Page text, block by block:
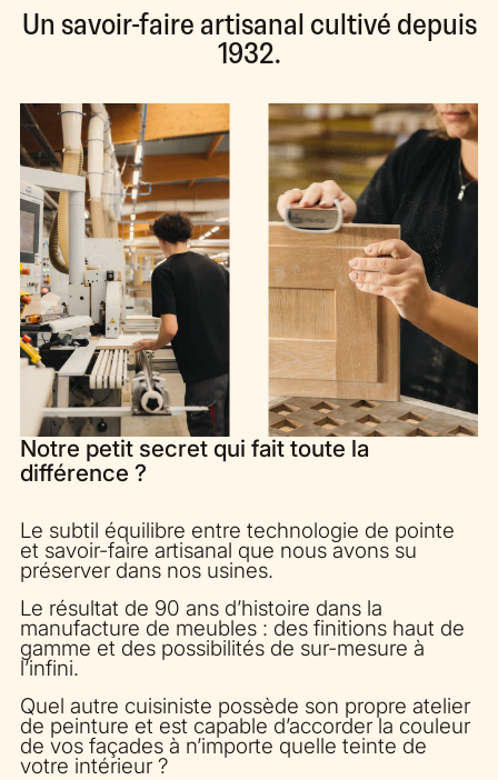
Un savoir-faire artisanal cultivé depuis
1932.
Notre petit secret qui fait toute la
différence ?
Le subtil équilibre entre technologie de pointe
et savoir-faire artisanal que nous avons su
préserver dans nos usines.
Le résultat de 90 ans d’histoire dans la
manufacture de meubles : des finitions haut de
gamme et des possibilités de sur-mesure à
l’infini.
Quel autre cuisiniste possède son propre atelier
de peinture et est capable d’accorder la couleur
de vos façades à n’importe quelle teinte de
votre intérieur ?